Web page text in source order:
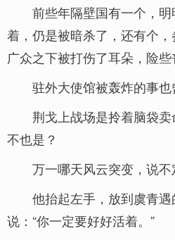
前些年隔壁国有一个，
着，仍是被暗杀了，还有个
广众之下被打伤了耳朵，险些
驻外大使馆被轰炸的事也
荆戈上战场是拎着脑袋
不也是？
万一哪天风云突变，说不
他抬起左手，放到虞青遇
说：“你一定要好好活着。”